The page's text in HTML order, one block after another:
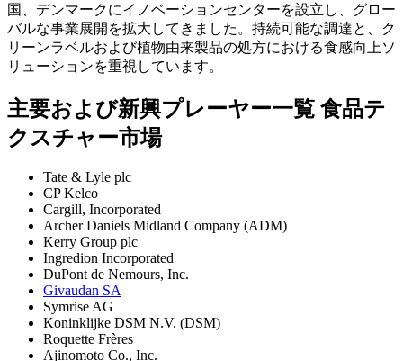
国、デンマークにイノベーションセンターを設立し、グロー
バルな事業展開を拡大してきました。持続可能な調達と、ク
リーンラベルおよび植物由来製品の処方における食感向上ソ
リューションを重視しています。
主要および新興プレーヤー一覧 食品テ
クスチャー市場
Tate & Lyle plc
CP Kelco
Cargill, Incorporated
Archer Daniels Midland Company (ADM)
Kerry Group plc
Ingredion Incorporated
DuPont de Nemours, Inc.
Givaudan SA
Symrise AG
Koninklijke DSM N.V. (DSM)
Roquette Frères
Ajinomoto Co., Inc.